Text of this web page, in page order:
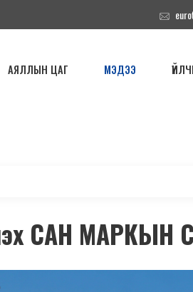
АЯЛЛЫН ЦАГ МЭДЭЭ
САН МАРКЫН